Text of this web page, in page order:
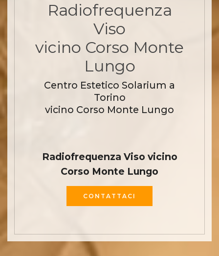
Radiofrequenza
Viso
vicino Corso Monte
Lungo
Centro Estetico Solarium a
Torino
vicino Corso Monte Lungo
Radiofrequenza Viso vicino
Corso Monte Lungo
CONTATTACI